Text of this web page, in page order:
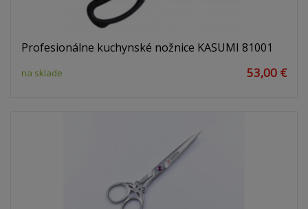
Profesionálne kuchynské nožnice KASUMI 81001
na sklade 53,00 €